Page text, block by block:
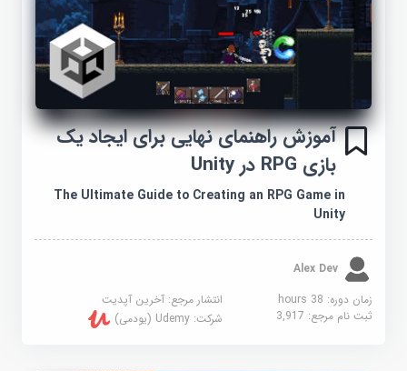
آموزش راهنمای نهایی برای ایجاد یک
بازی RPG در Unity
The Ultimate Guide to Creating an RPG Game in
Unity
Alex Dev
زمان دوره: 38 hours
انتشار مرجع:آخرین آپدیت
ثبت نام مرجع:3,917 شرکت:Udemy (یودمی)